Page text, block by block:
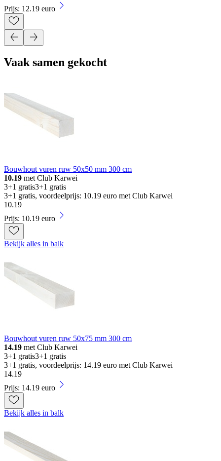
Prijs: 12.19 euro
Vaak samen gekocht
Bouwhout vuren ruw 50x50 mm 300 cm
10.19 met Club Karwei
3+1 gratis3+1 gratis
3+1 gratis, voordeelprijs: 10.19 euro met Club Karwei
10.19
Prijs: 10.19 euro
Bekijk alles in balk
Bouwhout vuren ruw 50x75 mm 300 cm
14.19 met Club Karwei
3+1 gratis3+1 gratis
3+1 gratis, voordeelprijs: 14.19 euro met Club Karwei
14.19
Prijs: 14.19 euro
Bekijk alles in balk